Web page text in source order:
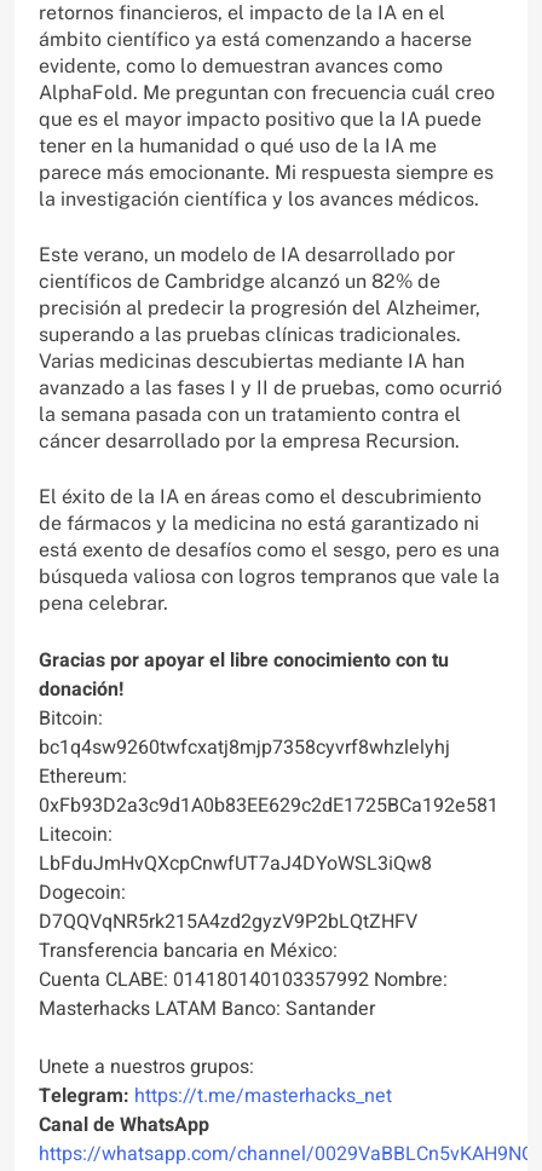
retornos financieros, el impacto de la IA en el
ámbito científico ya está comenzando a hacerse
evidente, como lo demuestran avances como
AlphaFold. Me preguntan con frecuencia cuál creo
que es el mayor impacto positivo que la IA puede
tener en la humanidad o qué uso de la IA me
parece más emocionante. Mi respuesta siempre es
la investigación científica y los avances médicos.
Este verano, un modelo de IA desarrollado por
científicos de Cambridge alcanzó un 82% de
precisión al predecir la progresión del Alzheimer,
superando a las pruebas clínicas tradicionales.
Varias medicinas descubiertas mediante IA han
avanzado a las fases I y II de pruebas, como ocurrió
la semana pasada con un tratamiento contra el
cáncer desarrollado por la empresa Recursion.
El éxito de la IA en áreas como el descubrimiento
de fármacos y la medicina no está garantizado ni
está exento de desafíos como el sesgo, pero es una
búsqueda valiosa con logros tempranos que vale la
pena celebrar.
Gracias por apoyar el libre conocimiento con tu
donación!
Bitcoin:
bc1q4sw9260twfcxatj8mjp7358cyvrf8whzlelyhj
Ethereum:
0xFb93D2a3c9d1A0b83EE629c2dE1725BCa192e581
Litecoin:
LbFduJmHvQXcpCnwfUT7aJ4DYoWSL3iQw8
Dogecoin:
D7QQVqNR5rk215A4zd2gyzV9P2bLQtZHFV
Transferencia bancaria en México:
Cuenta CLABE: 014180140103357992 Nombre:
Masterhacks LATAM Banco: Santander
Unete a nuestros grupos:
Telegram: https://t.me/masterhacks_net
Canal de WhatsApp
https://whatsapp.com/channel/